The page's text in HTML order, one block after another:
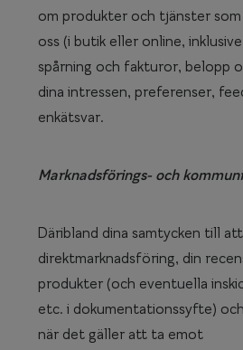
om produkter och tjänster
oss (i butik eller online,
spårning och fakturor, belopp
dina intressen, preferenser,
enkätsvar.
Marknadsförings- och
Däribland dina samtycken till
direktmarknadsföring, din
produkter (och eventuella
etc. i dokumentationssyfte)
när det gäller att ta emot